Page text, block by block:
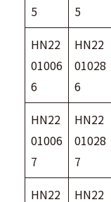
5
5
HN22
01006
6
HN22
01028
6
HN22
01006
7
HN22
01028
7
HN22
HN22